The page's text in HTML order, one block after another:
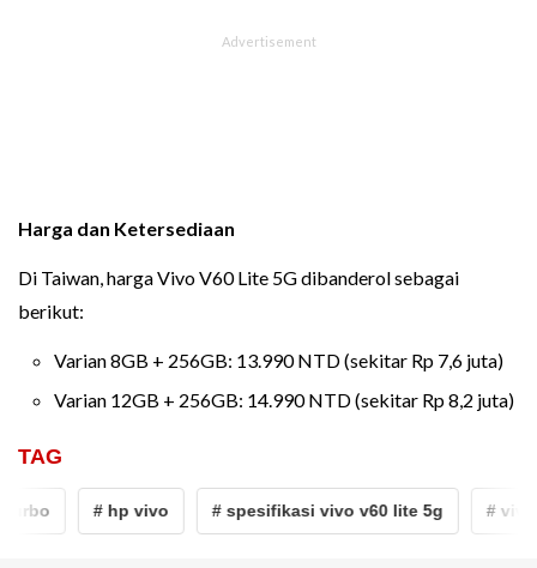
Harga dan Ketersediaan
Di Taiwan, harga Vivo V60 Lite 5G dibanderol sebagai
berikut:
Varian 8GB + 256GB: 13.990 NTD (sekitar Rp 7,6 juta)
Varian 12GB + 256GB: 14.990 NTD (sekitar Rp 8,2 juta)
TAG
# hp vivo # spesifikasi vivo v60 lite 5g # vivo